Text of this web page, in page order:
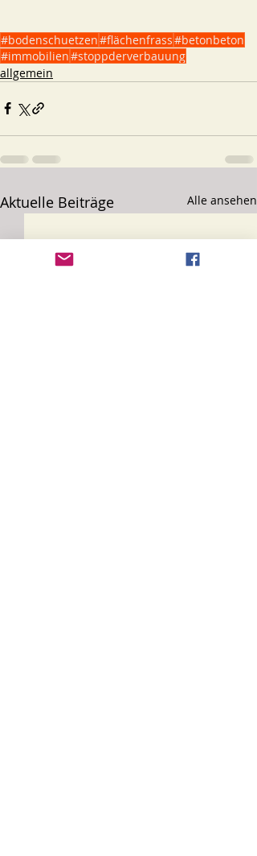
#bodenschuetzen#flächenfrass#betonbeton
#immobilien#stoppderverbauung
allgemein
Aktuelle Beiträge Alle ansehen